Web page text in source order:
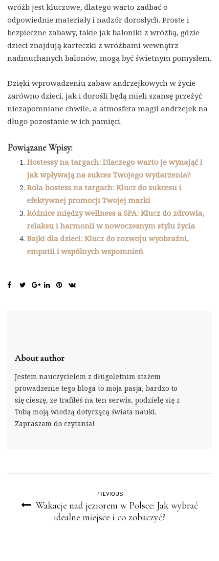
wróżb jest kluczowe, dlatego warto zadbać o
odpowiednie materiały i nadzór dorosłych. Proste i
bezpieczne zabawy, takie jak baloniki z wróżbą, gdzie
dzieci znajdują karteczki z wróżbami wewnątrz
nadmuchanych balonów, mogą być świetnym pomysłem.
Dzięki wprowadzeniu zabaw andrzejkowych w życie
zarówno dzieci, jak i dorośli będą mieli szansę przeżyć
niezapomniane chwile, a atmosfera magii andrzejek na
długo pozostanie w ich pamięci.
Powiązane Wpisy:
Hostessy na targach: Dlaczego warto je wynająć i
jak wpływają na sukces Twojego wydarzenia?
Rola hostess na targach: Klucz do sukcesu i
efektywnej promocji Twojej marki
Różnice między wellness a SPA: Klucz do zdrowia,
relaksu i harmonii w nowoczesnym stylu życia
Bajki dla dzieci: Klucz do rozwoju wyobraźni,
empatii i wspólnych wspomnień
About author
Jestem nauczycielem z długoletnim stażem
prowadzenie tego bloga to moja pasja, bardzo to
się cieszę, ze trafiłeś na ten serwis, podzielę się z
Tobą moją wiedzą dotyczącą świata nauki.
Zapraszam do czytania!
PREVIOUS
Wakacje nad jeziorem w Polsce: Jak wybrać
idealne miejsce i co zobaczyć?